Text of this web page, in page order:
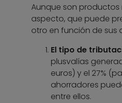
Aunque son
aspecto, que puede
otro en función de sus
El tipo de
plusvalías
euros) y el 27%
ahorradores
entre ellos.